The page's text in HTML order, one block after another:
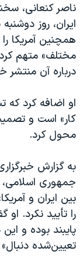
اعتراضات مردمی
اسرائیل در جنگ
نرگس محمدی
صفحه‌های ویژه
سفر پرزیدنت
ناصر کنعانی،
همچنین آمریکا
مختلف» متهم
درباره آن منتشر
او اضافه کرد که
کار» است و
محول کرد.
به گزارش
جمهوری اسلامی،
بین ایران و
را تأیید نکرد.
پایبند بوده و
تعیین‌شده